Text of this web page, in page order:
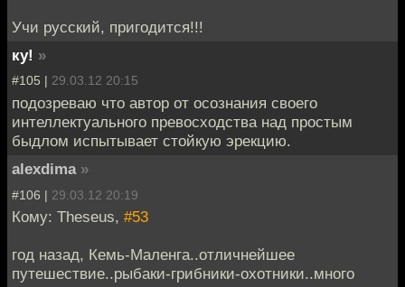
Учи русский, пригодится!!!
ку! »
#105 | 29.03.12 20:15
подозреваю что автор от осознания своего
интеллектуального превосходства над простым
быдлом испытывает стойкую эрекцию.
alexdima »
#106 | 29.03.12 20:19
Кому: Theseus, #53
год назад, Кемь-Маленга..отличнейшее
путешествие..рыбаки-грибники-охотники..много